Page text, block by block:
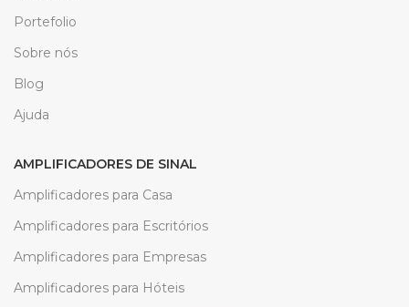
Portefolio
Sobre nós
Blog
Ajuda
AMPLIFICADORES DE SINAL
Amplificadores para Casa
Amplificadores para Escritórios
Amplificadores para Empresas
Amplificadores para Hóteis